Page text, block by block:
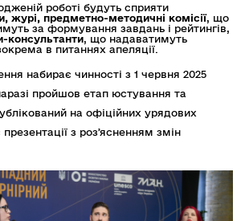
роботі будуть сприяти
журі, предметно-методичні комісії, що
за формування завдань і рейтингів,
консультанти , що надаватимуть
в питаннях апеляції.
набирає чинності з 1 червня 2025
пройшов етап юстування та
на офіційних урядових
з розʼясненням змін